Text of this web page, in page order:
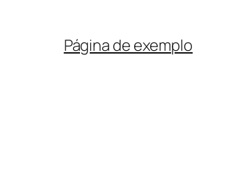
Página de exemplo